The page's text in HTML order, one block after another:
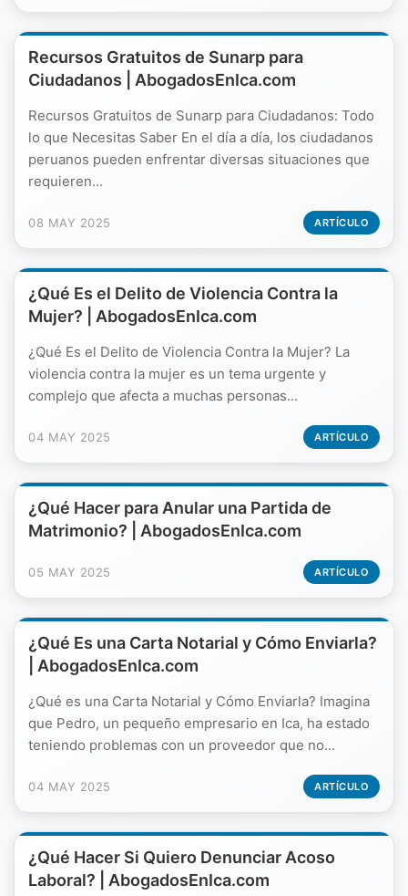
Recursos Gratuitos de Sunarp para
Ciudadanos | AbogadosEnIca.com
Recursos Gratuitos de Sunarp para Ciudadanos: Todo
lo que Necesitas Saber En el día a día, los ciudadanos
peruanos pueden enfrentar diversas situaciones que
requieren...
08 MAY 2025 ARTÍCULO
¿Qué Es el Delito de Violencia Contra la
Mujer? | AbogadosEnIca.com
¿Qué Es el Delito de Violencia Contra la Mujer? La
violencia contra la mujer es un tema urgente y
complejo que afecta a muchas personas...
04 MAY 2025 ARTÍCULO
¿Qué Hacer para Anular una Partida de
Matrimonio? | AbogadosEnIca.com
05 MAY 2025 ARTÍCULO
¿Qué Es una Carta Notarial y Cómo Enviarla?
| AbogadosEnIca.com
¿Qué es una Carta Notarial y Cómo Enviarla? Imagina
que Pedro, un pequeño empresario en Ica, ha estado
teniendo problemas con un proveedor que no...
04 MAY 2025 ARTÍCULO
¿Qué Hacer Si Quiero Denunciar Acoso
Laboral? | AbogadosEnIca.com